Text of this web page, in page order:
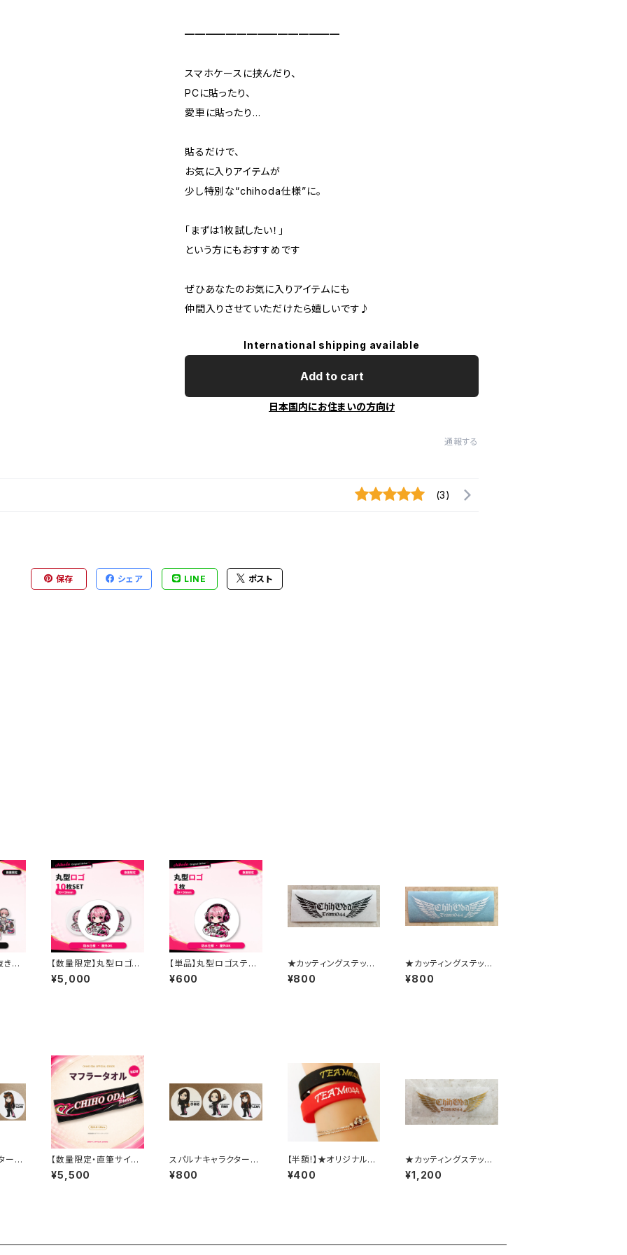
━━━━━━━━━━━━━━━
スマホケースに挟んだり、
PCに貼ったり、
愛車に貼ったり…
貼るだけで、
お気に入りアイテムが
少し特別な“chihoda仕様”に。
「まずは1枚試したい！」
という方にもおすすめです
ぜひあなたのお気に入りアイテムにも
仲間入りさせていただけたら嬉しいです♪
International shipping available
Add to cart
日本国内にお住まいの方向け
通報する
(3)
保存 シェア LINE ポスト
きタ
【数量限定】丸型ロゴス
テッカー豪華10枚セット
｜chihodaオリジナル
¥5,000
【単品】丸型ロゴステッ
カー｜chihodaオリジ
ナル｜防水・屋外OK
¥600
★カッティングステッカ
ー★ブラック小
¥800
★カッティングステッカ
ー★ホワイト小
¥800
ース
【数量限定・直筆サイン
特典付き】CHIHO OD
A TEAM1044 マフラ
¥5,500
スパルナキャラクタース
テッカー大(白)
¥800
【半額!】★オリジナルシ
リコンバンド★800円
→400円
¥400
★カッティングステッカ
ー★ミラーGOLD小
¥1,200